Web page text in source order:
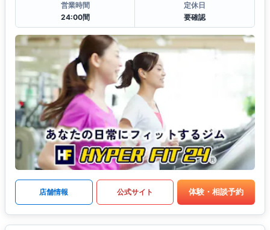
営業時間
24:00間
定休日
要確認
店舗情報 公式サイト 体験・相談予約